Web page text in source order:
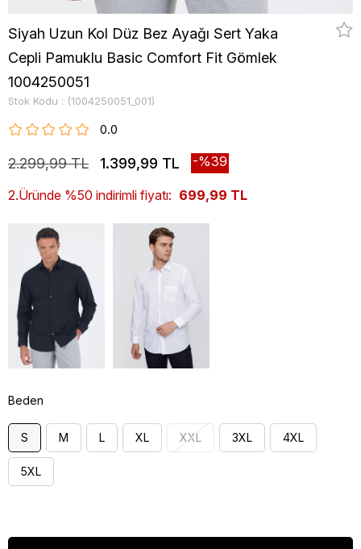
Siyah Uzun Kol Düz Bez Ayağı Sert Yaka
Cepli Pamuklu Basic Comfort Fit Gömlek
1004250051
Stok Kodu (1004250051_001)
0.0
2.299,99 TL 1.399,99 TL 39
2.Üründe %50 indirimli fiyatı: 699,99 TL
Beden
S M L XL XXL 3XL 4XL
5XL